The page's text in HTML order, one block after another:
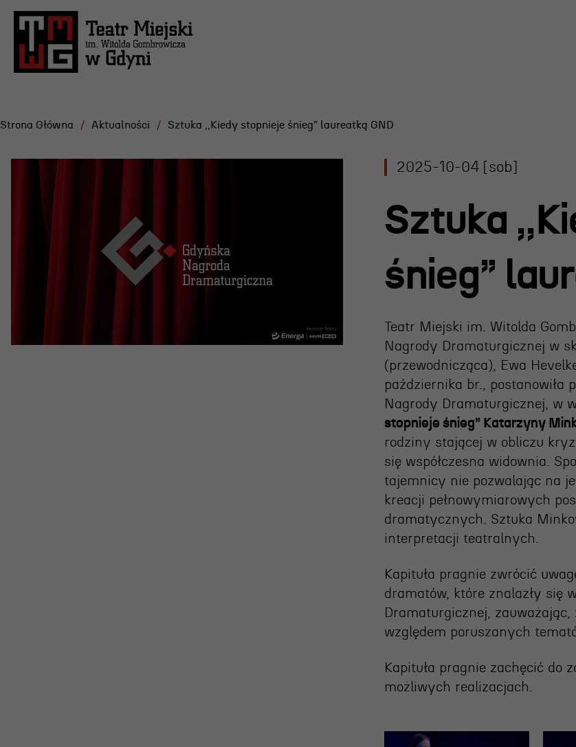
Scena Letnia
Aktualne spektakle
Bilety
Archiwum spektakli
Teatr Edukacja
Strona Główna Aktualności Sztuka ,,Kiedy stopnieje śnieg” laureatką GND
2025-10-04 [sob]
Sztuka
śnieg”
Teatr Miejski im. Witolda
Nagrody Dramaturgicznej w
(przewodnicząca), Ewa
października br., postanowiła
Nagrody Dramaturgicznej, w
stopnieje śnieg” Katarzyny
rodziny stającej w obliczu
się współczesna widownia.
tajemnicy nie pozwalając na
kreacji pełnowymiarowych
dramatycznych. Sztuka
interpretacji teatralnych.
Kapituła pragnie zwrócić
dramatów, które znalazły się
Dramaturgicznej,
względem poruszanych
Kapituła pragnie zachęcić do
możliwych realizacjach.